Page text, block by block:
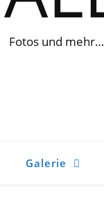
Fotos und mehr…
Galerie